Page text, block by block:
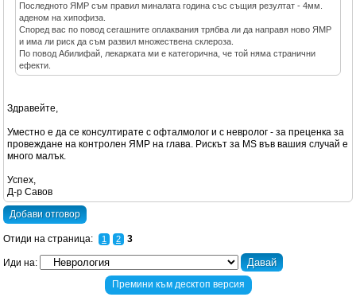
Последното ЯМР съм правил миналата година със същия резултат - 4мм.
аденом на хипофиза.
Според вас по повод сегашните оплаквания трябва ли да направя ново ЯМР
и има ли риск да съм развил множествена склероза.
По повод Абилифай, лекарката ми е категорична, че той няма странични
ефекти.
Здравейте,
Уместно е да се консултирате с офталмолог и с невролог - за преценка за
провеждане на контролен ЯМР на глава. Рискът за MS във вашия случай е
много малък.
Успех,
Д-р Савов
Добави отговор
Отиди на страница: 1 2 3
Иди на:
Премини към десктоп версия